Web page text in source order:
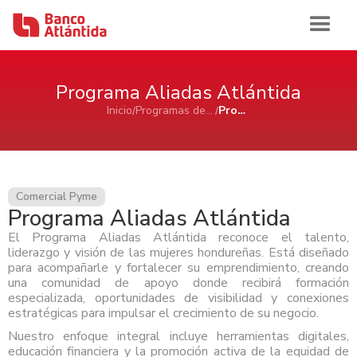
Iniciar sesión
Inicio
Banca de Personas
Ahorro e Inversión
Cuentas de Ahorros Atlántida
Cuenta de Cheques Atlántida
Certificados de Depósitos Atlántida
AFP Atlántida
Ver Ahorro e Inversión
Tarjetas
Tarjetas de Crédito Atlántida
Tarjetas de Débito Atlántida
Préstamos
Préstamo Personal Atlántida
Préstamo de Vivienda Atlántida
Canales de Atención
Banca Comercial Pyme
Ahorro e Inversión
Cuenta de Ahorro Atlántida Pyme
Cuenta de Cheque Atlántida Pyme
Certificado de Depósito Atlántida Pyme
Tarjetas de Crédito
Aliadas Atlántida
Impulso Empresarial Atlántida
Productos Cash Management
Banca Corporativa
Ahorro e Inversión
Cuenta de Ahorro
Cuenta de Cheques
Tarjetas de Crédito
Quiénes Somos
Historia
Reconocimientos
Sala de Prensa
Programa Aliadas Atlántida
Inicio Programas de apoyo para emprendedores Programa Aliadas Atlántida
Comercial Pyme
Programa Aliadas Atlántida
El Programa Aliadas Atlántida reconoce el talento,
liderazgo y visión de las mujeres hondureñas. Está diseñado
para acompañarle y fortalecer su emprendimiento, creando
una comunidad de apoyo donde recibirá formación
especializada, oportunidades de visibilidad y conexiones
estratégicas para impulsar el crecimiento de su negocio.
Nuestro enfoque integral incluye herramientas digitales,
educación financiera y la promoción activa de la equidad de